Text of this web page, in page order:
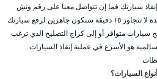
سيارتك فما إن تتواصل معنا على رقم ونش
٩٩٣٣٧٥٦٥ سنصل إليك بأسرع وقت بمدة لا تتجاوز ١٥ دقيقة سنكون جاهزين لرفع سيارتك
متوافر أو إلى كراج التصليح الذي ترغب
هو الأسرع في عملية إنقاذ السيارات
السيارات؟